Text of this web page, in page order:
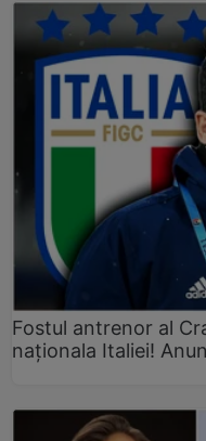
Fostul antrenor al
naționala Italiei!